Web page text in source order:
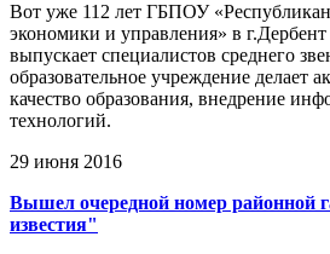
Вот уже 112 лет ГБПОУ
экономики и управления» в
выпускает специалистов среднего
образовательное учреждение делает
качество образования, внедрение
технологий.
29 июня 2016
Вышел очередной номер районной
известия"